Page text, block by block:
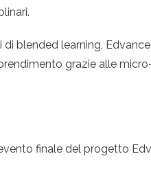
blended learning,
grazie alle
finale del progetto